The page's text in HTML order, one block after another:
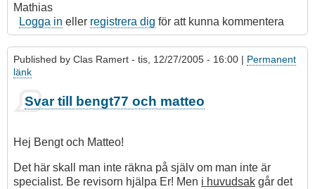
Mathias
Logga in eller registrera dig för att kunna kommentera
Published by Clas Ramert - tis, 12/27/2005 - 16:00 | Permanent
länk
Svar till bengt77 och matteo
Hej Bengt och Matteo!
Det här skall man inte räkna på själv om man inte är
specialist. Be revisorn hjälpa Er! Men i huvudsak går det